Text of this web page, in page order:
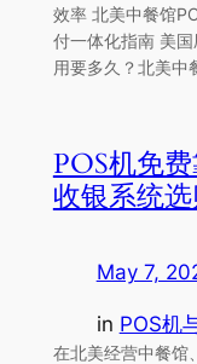
效率 北美中餐馆
付一体化指南 美
用要多久？北美中
POS机免
收银系统
May 7,
in POS机
在北美经营中餐馆